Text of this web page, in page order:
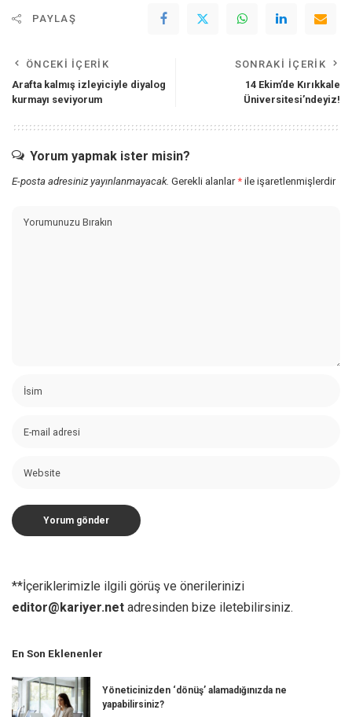
PAYLAŞ
ÖNCEKI İÇERIK
Arafta kalmış izleyiciyle diyalog
kurmayı seviyorum
SONRAKI İÇERIK
14 Ekim’de Kırıkkale
Üniversitesi’ndeyiz!
Yorum yapmak ister misin?
E-posta adresiniz yayınlanmayacak. Gerekli alanlar* ile işaretlenmişlerdir
**İçeriklerimizle ilgili görüş ve önerilerinizi
editor@kariyer.net adresinden bize iletebilirsiniz.
En Son Eklenenler
Yöneticinizden ‘dönüş’ alamadığınızda ne
yapabilirsiniz?